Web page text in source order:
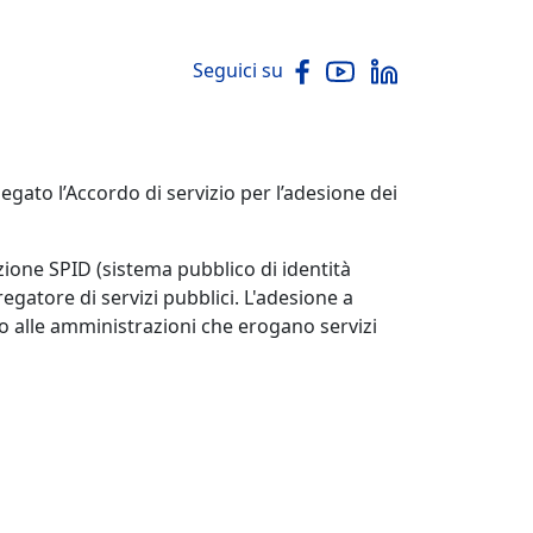
Seguici su
l’Accordo di servizio per l’adesione dei
SPID (sistema pubblico di identità
di servizi pubblici. L'adesione a
amministrazioni che erogano servizi